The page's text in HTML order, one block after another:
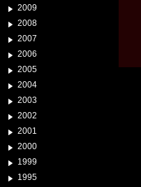
2009
2008
2007
2006
2005
2004
2003
2002
2001
2000
1999
1995